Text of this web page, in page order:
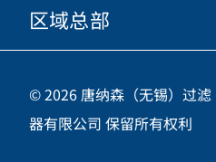
微信
职业发展
唐纳森电商网站
投资人
供应商
区域总部
中国江苏省无锡市新吴区
咨询热线
© 2026 唐纳森（无锡）过滤
器有限公司 保留所有权利